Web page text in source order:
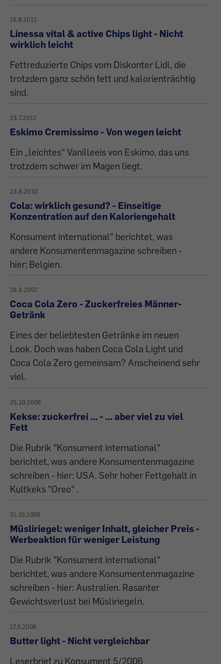
18.9.2012
Linessa vital & active Chips light - Nicht
wirklich leicht
Fettreduzierte Chips vom Diskonter Lidl, die
trotzdem ganz schön fett und kalorienträchtig
sind.
23.7.2012
Eskimo Cremissimo - Von wegen leicht
Ein „leichtes“ Vanilleeis von Eskimo, das uns
trotzdem schwer im Magen liegt.
23.6.2010
Cola: wirklich gesund? - Einseitige
Konzentration auf den Kaloriengehalt
Konsument international" berichtet, was
andere Konsumentenmagazine schreiben -
hier: Belgien.
28.8.2007
Coca Cola Zero - Zuckerfreies Männer-
Getränk
Eines der beliebtesten Getränke im neuen
Look. Doch was haben Coca Cola Light und
Coca Cola Zero gemeinsam? Anscheinend sehr
viel.
25.10.2006
Kekse: zuckerfrei ... - ... aber viel zu viel
Fett
Die Rubrik "Konsument international"
berichtet, was andere Konsumentenmagazine
schreiben - hier: USA. Sehr hoher Fettgehalt in
Kultkeks "Oreo" .
31.10.2006
Müsliriegel: weniger Inhalt, gleicher Preis -
Werbeaktion für weniger Leistung
Die Rubrik "Konsument international"
berichtet, was andere Konsumentenmagazine
schreiben - hier: Australien. Rasanter
Gewichtsverlust bei Müsliriegeln.
17.5.2006
Butter light - Nicht vergleichbar
Leserbrief zu Konsument 5/2006